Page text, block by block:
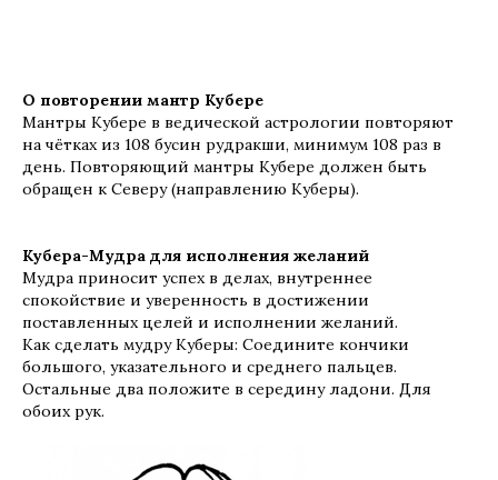
О повторении мантр Кубере
Мантры Кубере в ведической астрологии повторяют
на чётках из 108 бусин рудракши, минимум 108 раз в
день. Повторяющий мантры Кубере должен быть
обращен к Северу (направлению Куберы).
Кубера-Мудра для исполнения желаний
Мудра приносит успех в делах, внутреннее
спокойствие и уверенность в достижении
поставленных целей и исполнении желаний.
Как сделать мудру Куберы: Соедините кончики
большого, указательного и среднего пальцев.
Остальные два положите в середину ладони. Для
обоих рук.